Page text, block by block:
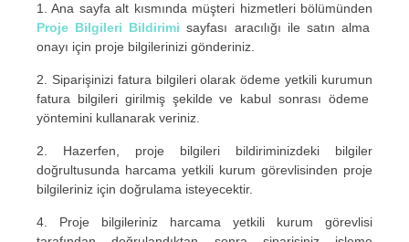
1. Ana sayfa alt kısmında müşteri hizmetleri bölümünden
Proje Bilgileri Bildirimi sayfası aracılığı ile satın alma
onayı için proje bilgilerinizi gönderiniz.
2. Siparişinizi fatura bilgileri olarak ödeme yetkili kurumun
fatura bilgileri girilmiş şekilde ve kabul sonrası ödeme
yöntemini kullanarak veriniz.
2. Hazerfen, proje bilgileri bildiriminizdeki bilgiler
doğrultusunda harcama yetkili kurum görevlisinden proje
bilgileriniz için doğrulama isteyecektir.
4. Proje bilgileriniz harcama yetkili kurum görevlisi